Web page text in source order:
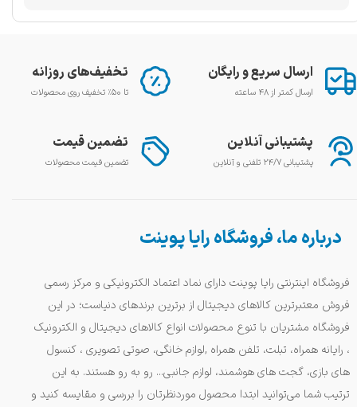
درباره ما، فروشگاه رایا پوینت
فروشگاه اینترنتی رایا پوینت دارای نماد اعتماد الکترونیکی و مرکز رسمی
فروش معتبرترین کالاهای دیجیتال از برترین برندهای دنیاست؛ در این
فروشگاه مشتریان با تنوع محصولات انواع کالاهای دیجیتال و الکترونیک
، رایانه همراه، تبلت، تلفن همراه ,لوازم خانگی، صوتی تصویری ، کنسول
های بازی، گجت های هوشمند، لوازم جانبی... رو به رو هستند. به این
ترتیب شما می‌توانید ابتدا محصول موردنظرتان را بررسی و مقایسه کنید و
ارسال سریع و رایگان
ارسال کمتر از ۴۸ ساعته
تخفیف‌های روزانه
تا ۵۰٪ تخفیف روی محصولات
پشتیبانی آنلاین
پشتیبانی ۲۴/۷ تلفنی و آنلاین
تضمین قیمت
تضمین قیمت محصولات